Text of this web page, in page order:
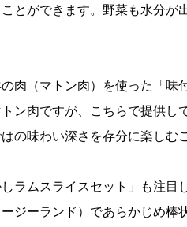
とができます。野菜も水分が
肉（マトン肉）を使った「味
ン肉ですが、こちらで提供し
の味わい深さを存分に楽しむ
ラムスライスセット」も注目
ジーランド）であらかじめ棒